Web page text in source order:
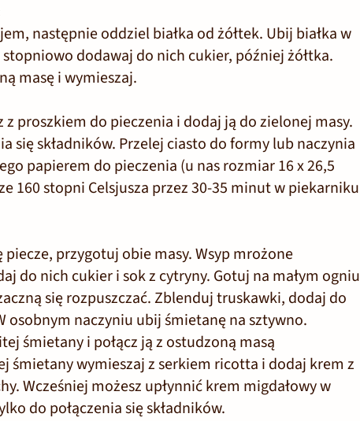
następnie oddziel białka od żółtek. Ubij białka w
dodawaj do nich cukier, później żółtka.
masę i wymieszaj.
z proszkiem do pieczenia i dodaj ją do zielonej masy.
się składników. Przelej ciasto do formy lub naczynia
papierem do pieczenia (u nas rozmiar 16 x 26,5
160 stopni Celsjusza przez 30-35 minut w piekarniku
piecze, przygotuj obie masy. Wsyp mrożone
do nich cukier i sok z cytryny. Gotuj na małym ogniu
się rozpuszczać. Zblenduj truskawki, dodaj do
osobnym naczyniu ubij śmietanę na sztywno.
śmietany i połącz ją z ostudzoną masą
śmietany wymieszaj z serkiem ricotta i dodaj krem z
Wcześniej możesz upłynnić krem migdałowy w
do połączenia się składników.